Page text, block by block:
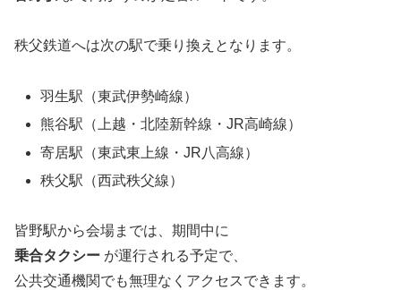
秩父鉄道へは次の駅で乗り換えとなります。
羽生駅（東武伊勢崎線）
熊谷駅（上越・北陸新幹線・JR高崎線）
寄居駅（東武東上線・JR八高線）
秩父駅（西武秩父線）
皆野駅から会場までは、期間中に
乗合タクシー が運行される予定で、
公共交通機関でも無理なくアクセスできます。